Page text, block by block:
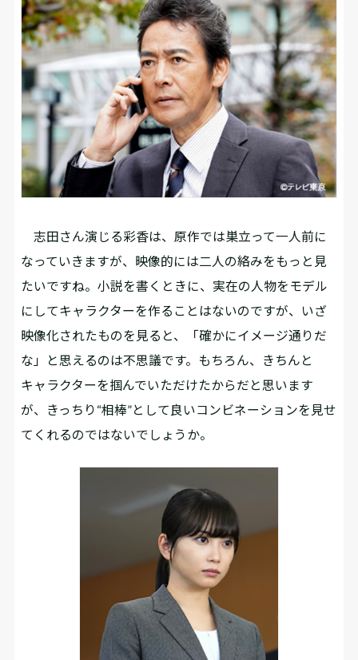
志田さん演じる彩香は、原作では巣立って一人前に
なっていきますが、映像的には二人の絡みをもっと見
たいですね。小説を書くときに、実在の人物をモデル
にしてキャラクターを作ることはないのですが、いざ
映像化されたものを見ると、「確かにイメージ通りだ
な」と思えるのは不思議です。もちろん、きちんと
キャラクターを掴んでいただけたからだと思います
が、きっちり“相棒”として良いコンビネーションを見せ
てくれるのではないでしょうか。